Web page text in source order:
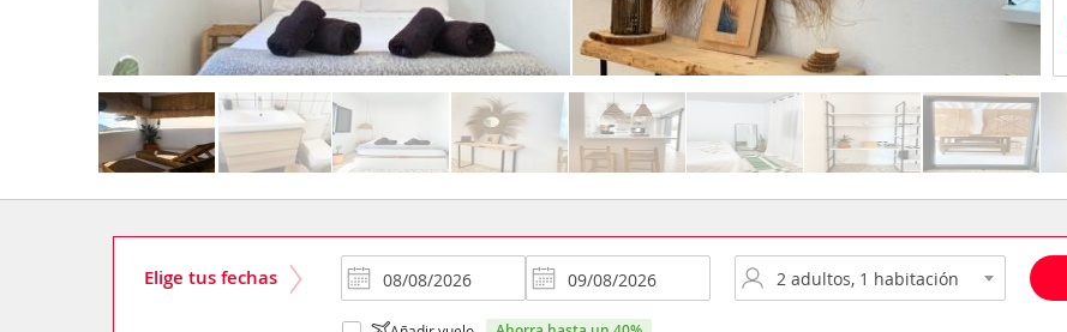
Elige tus fechas